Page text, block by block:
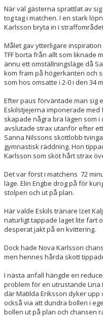
När väl gästerna sprattlat av
tog tag i matchen. I en stark
Karlsson bryta in i
Målet gav ytterligare
TFF borta från allt som liknade
ännu ett omställningsläge då
kom fram på högerkanten och
som hos omsatte i 2-0 i den 34
Efter paus förväntade man sig
Eskilstjejerna imponerade med
skapade några bra lägen som i
avslutade strax utanför efter
Sanna Nilssons skottlobb
gymnastisk räddning. Hon
Karlsson som sköt hårt strax
Det var först i matchens 72
läge. Elin Engbe drog på för
stolpen och ut på plan.
Här valde Eskils tränare Izet
naturligt tappade laget lite fart
desperat jakt på en kvittering.
Dock hade Nova Karlsson
men hennes hårda skott
I nästa anfall hängde en
problem för en utrustande Lina
där Matilda Eriksson dyker
också via att dundra bollen i
bollen ut på plan och chansen